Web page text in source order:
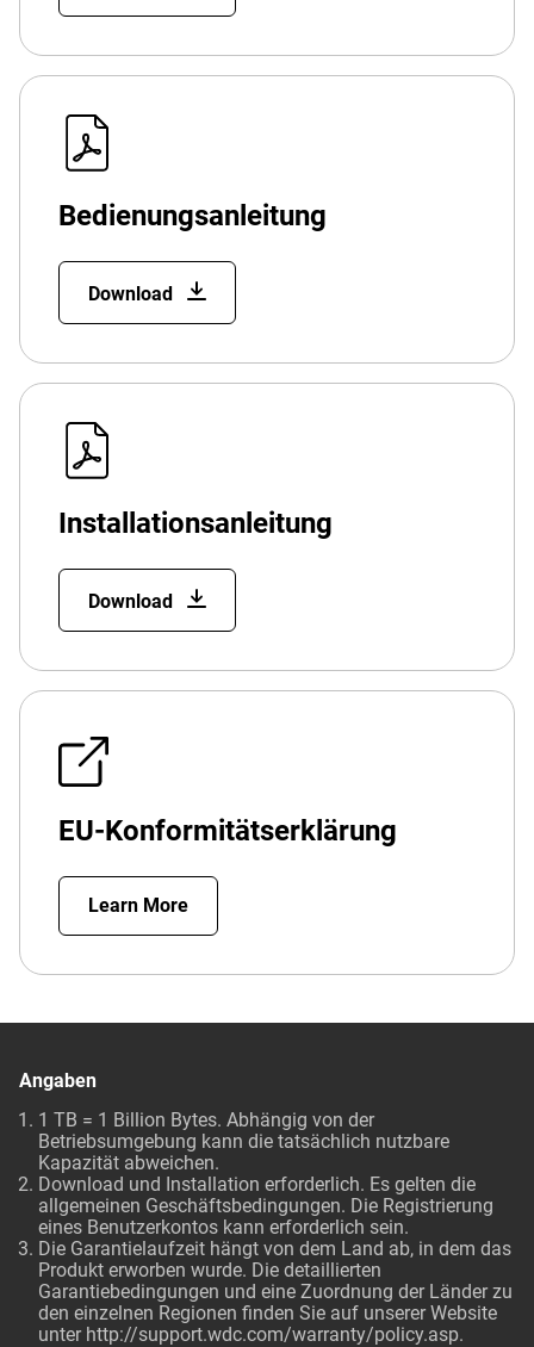
Bedienungsanleitung
Download
Installationsanleitung
Download
EU-Konformitätserklärung
Learn More
Angaben
1 TB = 1 Billion Bytes. Abhängig von der
Betriebsumgebung kann die tatsächlich nutzbare
Kapazität abweichen.
Download und Installation erforderlich. Es gelten die
allgemeinen Geschäftsbedingungen. Die Registrierung
eines Benutzerkontos kann erforderlich sein.
Die Garantielaufzeit hängt von dem Land ab, in dem das
Produkt erworben wurde. Die detaillierten
Garantiebedingungen und eine Zuordnung der Länder zu
den einzelnen Regionen finden Sie auf unserer Website
unter http://support.wdc.com/warranty/policy.asp.